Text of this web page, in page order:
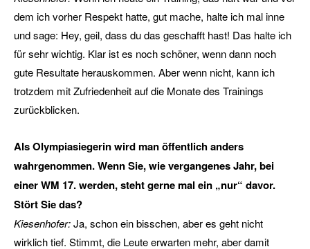
dem ich vorher Respekt hatte, gut mache, halte ich mal inne
und sage: Hey, geil, dass du das geschafft hast! Das halte ich
für sehr wichtig. Klar ist es noch schöner, wenn dann noch
gute Resultate herauskommen. Aber wenn nicht, kann ich
trotzdem mit Zufriedenheit auf die Monate des Trainings
zurückblicken.
Als Olympiasiegerin wird man öffentlich anders
wahrgenommen. Wenn Sie, wie vergangenes Jahr, bei
einer WM 17. werden, steht gerne mal ein „nur“ davor.
Stört Sie das?
Kiesenhofer:Ja, schon ein bisschen, aber es geht nicht
wirklich tief. Stimmt, die Leute erwarten mehr, aber damit